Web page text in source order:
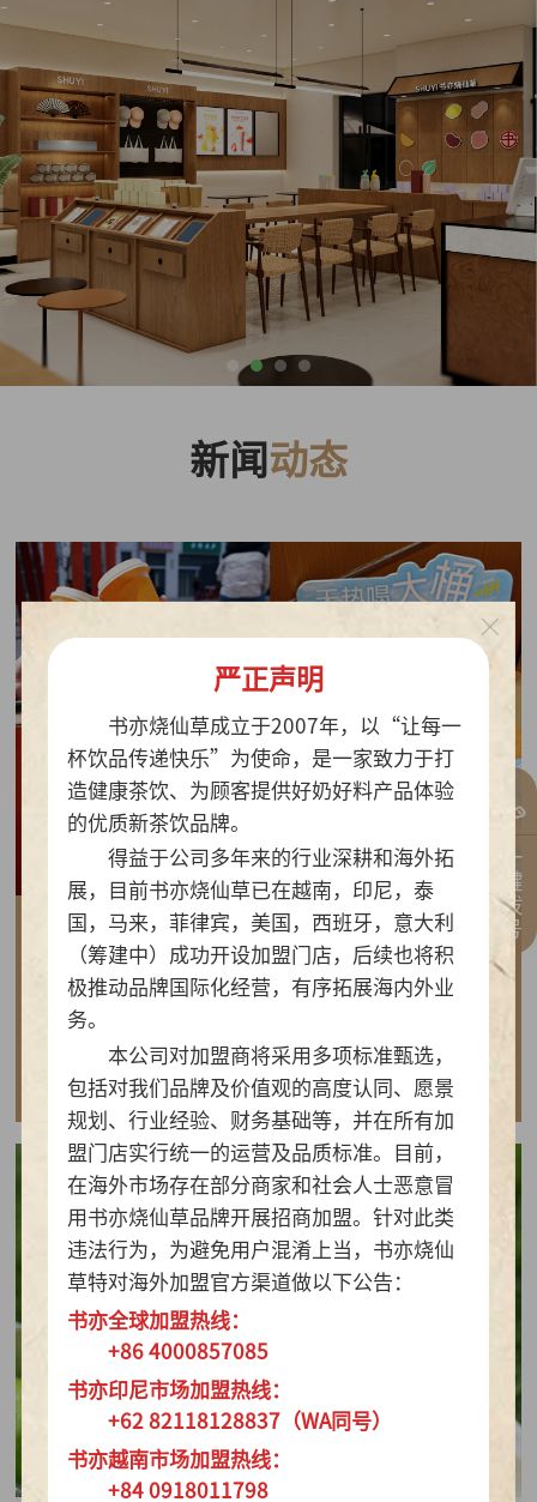
一键拨号
新闻 动态
2026-07-30
做实亲民茶饮！书亦烧仙草以“有料品类之王”拿
下2026新茶饮TOP10
查看详情
严正声明
书亦烧仙草成立于2007年，以“让每一
杯饮品传递快乐”为使命，是一家致力于打
造健康茶饮、为顾客提供好奶好料产品体验
的优质新茶饮品牌。
得益于公司多年来的行业深耕和海外拓
展，目前书亦烧仙草已在越南，印尼，泰
国，马来，菲律宾，美国，西班牙，意大利
（筹建中）成功开设加盟门店，后续也将积
极推动品牌国际化经营，有序拓展海内外业
务。
本公司对加盟商将采用多项标准甄选，
包括对我们品牌及价值观的高度认同、愿景
规划、行业经验、财务基础等，并在所有加
盟门店实行统一的运营及品质标准。目前，
在海外市场存在部分商家和社会人士恶意冒
用书亦烧仙草品牌开展招商加盟。针对此类
违法行为，为避免用户混淆上当，书亦烧仙
草特对海外加盟官方渠道做以下公告：
书亦全球加盟热线：
+86 4000857085
书亦印尼市场加盟热线：
+62 82118128837（WA同号）
书亦越南市场加盟热线：
+84 0918011798